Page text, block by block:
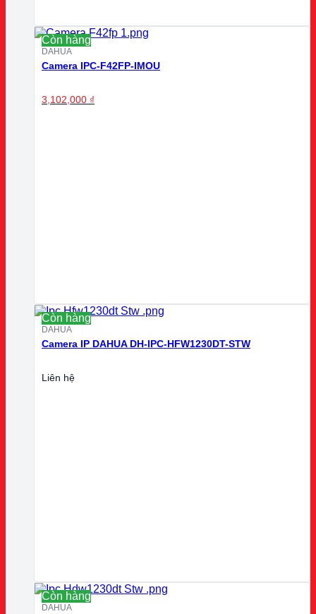
Còn hàng
DAHUA
Camera IPC-F42FP-IMOU
3,102,000 ₫
Còn hàng
DAHUA
Camera IP DAHUA DH-IPC-HFW1230DT-STW
Liên hệ
Còn hàng
DAHUA